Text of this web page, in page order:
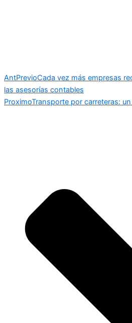
AntPrevioCada vez más empresas
las asesorías contables
ProximoTransporte por carreteras: